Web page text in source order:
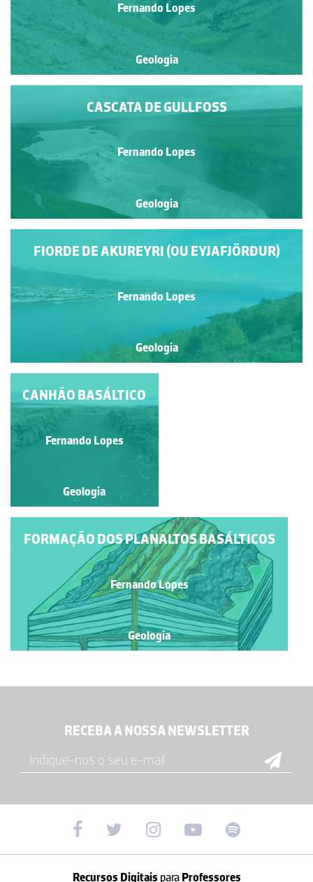
Fernando Lopes
Geologia
CASCATA DE GULLFOSS
Fernando Lopes
Geologia
FIORDE DE AKUREYRI (OU EYJAFJÖRÐUR)
Fernando Lopes
Geologia
CAMPO LINEAR DE
FUMAROLAS
Fernando Lopes
Geologia
CANHÃO BASÁLTICO
Fernando Lopes
Geologia
FORMAÇÃO DOS PLANALTOS BASÁLTICOS
Fernando Lopes
Geologia
RECEBA A NOSSA NEWSLETTER
Recursos Digitais paraProfessores